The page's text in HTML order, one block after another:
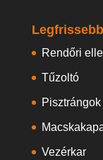
Rendőri
Tűzoltó
Pisztrángok
Vezérkar